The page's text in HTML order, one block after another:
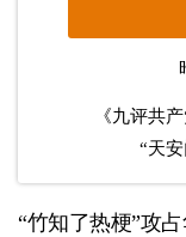
《九评共产
“天
“竹知了热梗”攻